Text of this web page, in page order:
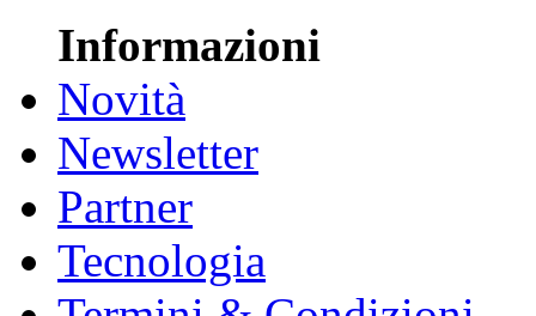
Informazioni
Novità
Newsletter
Partner
Tecnologia